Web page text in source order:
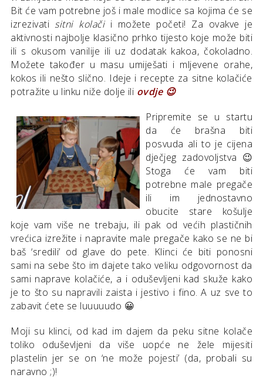
Bit će vam potrebne još i male modlice sa kojima će se
izrezivati sitni kolačii možete početi! Za ovakve je
aktivnosti najbolje klasično prhko tijesto koje može biti
ili s okusom vanilije ili uz dodatak kakoa, čokoladno.
Možete također u masu umiješati i mljevene orahe,
kokos ili nešto slično. Ideje i recepte za sitne kolačiće
potražite u linku niže dolje ili ovdje😉
Pripremite se u startu
da će brašna biti
posvuda ali to je cijena
dječjeg zadovoljstva 😉
Stoga će vam biti
potrebne male pregače
ili im jednostavno
obucite stare košulje
koje vam više ne trebaju, ili pak od većih plastičnih
vrećica izrežite i napravite male pregače kako se ne bi
baš ‘sredili’ od glave do pete. Klinci će biti ponosni
sami na sebe što im dajete tako veliku odgovornost da
sami naprave kolačiće, a i oduševljeni kad skuže kako
je to što su napravili zaista i jestivo i fino. A uz sve to
zabavit ćete se luuuuudo 😀
Moji su klinci, od kad im dajem da peku sitne kolače
toliko oduševljeni da više uopće ne žele mijesiti
plastelin jer se on ‘ne može pojesti’ (da, probali su
naravno ;)!